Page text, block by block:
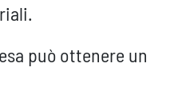
può ottenere un